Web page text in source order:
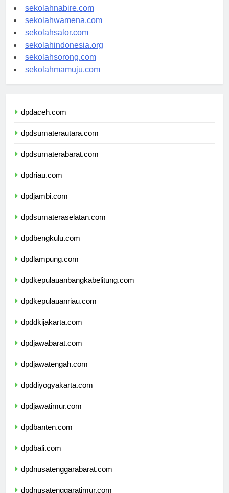
sekolahmanokwari.com
sekolahnabire.com
sekolahwamena.com
sekolahsalor.com
sekolahindonesia.org
sekolahsorong.com